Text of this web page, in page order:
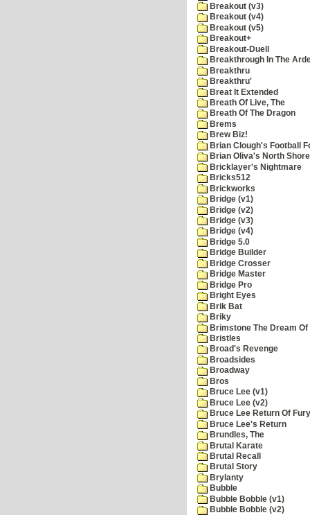
Breakout (v3)
Breakout (v4)
Breakout (v5)
Breakout+
Breakout-Duell
Breakthrough In The
Breakthru
Breakthru'
Breat It Extended
Breath Of Live, The
Breath Of The Dragon
Brems
Brew Biz!
Brian Clough's Football
Brian Oliva's North
Bricklayer's Nightmare
Bricks512
Brickworks
Bridge (v1)
Bridge (v2)
Bridge (v3)
Bridge (v4)
Bridge 5.0
Bridge Builder
Bridge Crosser
Bridge Master
Bridge Pro
Bright Eyes
Brik Bat
Briky
Brimstone The Dream Of
Bristles
Broad's Revenge
Broadsides
Broadway
Bros
Bruce Lee (v1)
Bruce Lee (v2)
Bruce Lee Return Of Fury
Bruce Lee's Return
Brundles, The
Brutal Karate
Brutal Recall
Brutal Story
Brylanty
Bubble
Bubble Bobble (v1)
Bubble Bobble (v2)